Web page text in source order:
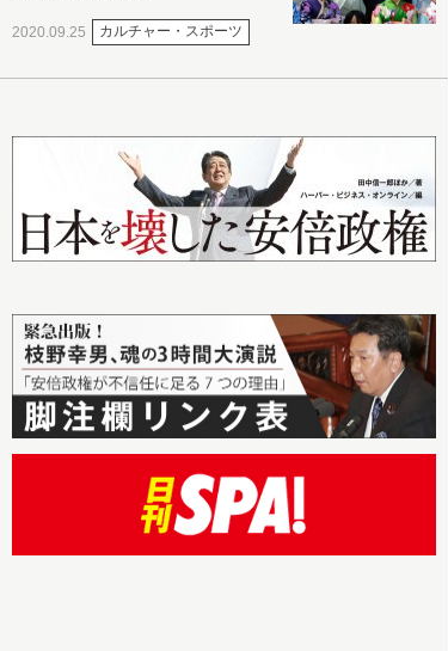
2020.09.25 カルチャー・スポーツ